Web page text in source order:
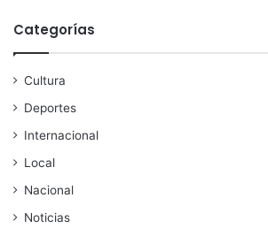
Categorías
Cultura
Deportes
Internacional
Local
Nacional
Noticias